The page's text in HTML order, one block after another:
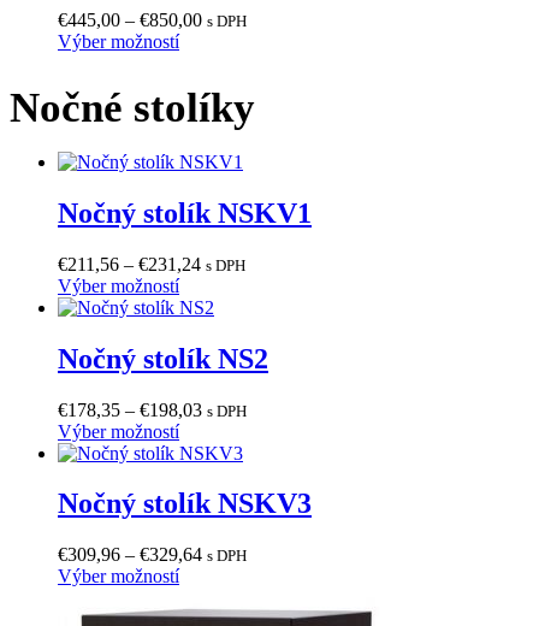
si
môžete
na
stránke
produktu.
€445,00 – €850,00Price
€850,00
s DPH
Výber možnostíTento
viacero
variantov.
si
vybrať
stránke
produktu.
Nočné stolíky
Nočný stolík NSKV1
€211,56 – €231,24Price
€211,56
€231,24
s DPH
Výber možnostíTento
produkt
viacero
variantov.
si
môžete
vybrať
stránke
produktu.
Nočný stolík NS2
€178,35 – €198,03Price
€178,35
€198,03
s DPH
Výber možnostíTento
produkt
viacero
variantov.
si
môžete
Nočný stolík NSKV3
€309,96 – €329,64Price
through
s DPH
Výber možnostíTento
má